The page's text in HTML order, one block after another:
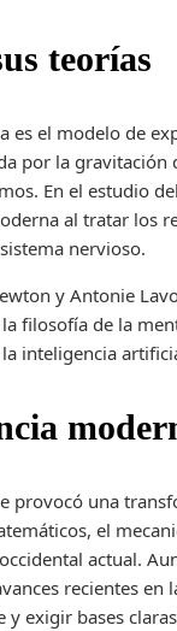
teorías
es el modelo de
por la gravitación
En el estudio
al tratar los
nervioso.
y Antonie
filosofía de la
inteligencia
provocó una
el
actual.
recientes
exigir bases